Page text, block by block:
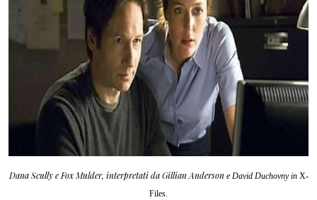
Dana Scullye Fox Mulder, interpretati da Gillian Andersone David Duchovny in X-
Files.